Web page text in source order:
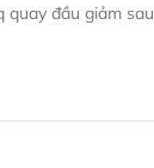
quay đầu giảm sau